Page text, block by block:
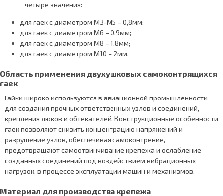
четыре значения:
для гаек с диаметром М3-М5 – 0,8мм;
для гаек с диаметром М6 – 0,9мм;
для гаек с диаметром М8 – 1,8мм;
для гаек с диаметром М10 – 2мм.
Область применения двухушковых самоконтрящихся
гаек
Гайки широко используются в авиационной промышленности
для создания прочных ответственных узлов и соединений,
крепления люков и обтекателей. Конструкционные особенности
гаек позволяют снизить концентрацию напряжений и
разрушение узлов, обеспечивая самоконтрение,
предотвращают самоотвинчивание крепежа и ослабление
созданных соединений под воздействием вибрационных
нагрузок, в процессе эксплуатации машин и механизмов.
Материал для производства крепежа